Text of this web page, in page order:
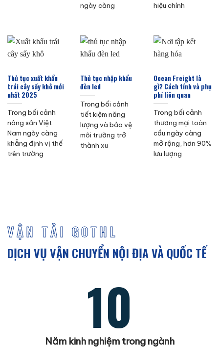
ngày càng
hiệu chính
Thủ tục xuất khẩu
trái cây sấy khô mới
nhất 2025
Trong bối cảnh
nông sản Việt
Nam ngày càng
khẳng định vị thế
trên trường
Thủ tục nhập khẩu
đèn led
Trong bối cảnh
tiết kiệm năng
lượng và bảo vệ
môi trường trở
thành xu
Ocean Freight là
gì? Cách tính và phụ
phí liên quan
Trong bối cảnh
thương mại toàn
cầu ngày càng
mở rộng, hơn 90%
lưu lượng
VẬN TẢI GOTHL
DỊCH VỤ VẬN CHUYỂN NỘI ĐỊA VÀ QUỐC TẾ
10
Năm kinh nghiệm trong ngành